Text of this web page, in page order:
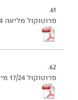
61.
פרוטוקול מליאה 18/24 מיום 3.12.24 - נגיש
62.
פרוטוקול 17/24 מיום 5.11.24 - נגיש